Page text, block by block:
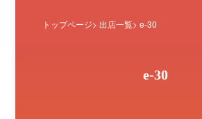
トップページ> 出店一覧> e-30
e-30